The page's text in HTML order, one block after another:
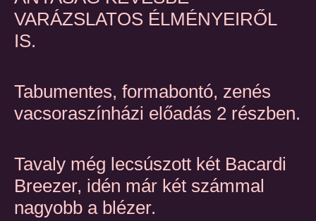
VARÁZSLATOS ÉLMÉNYEIRŐL
IS.
Tabumentes, formabontó, zenés
vacsoraszínházi előadás 2 részben.
Tavaly még lecsúszott két Bacardi
Breezer, idén már két számmal
nagyobb a blézer.